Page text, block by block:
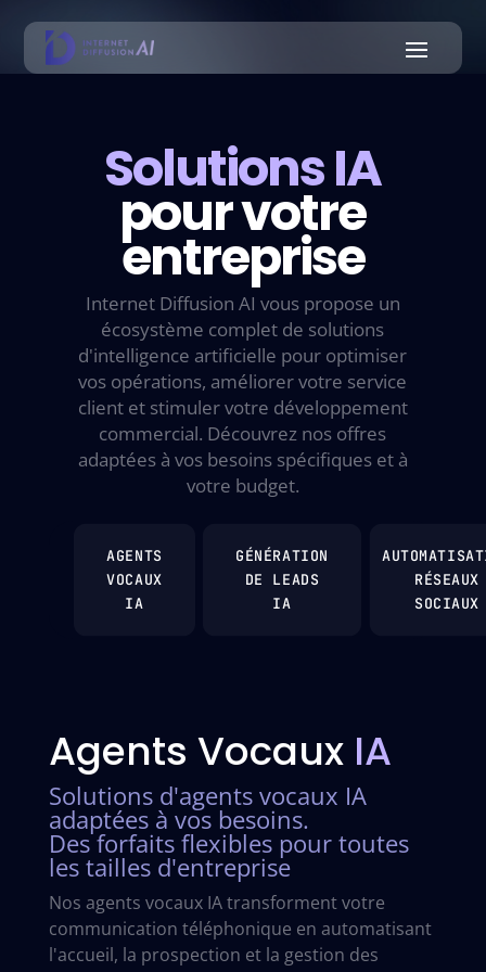
Solutions IA
pour votre
entreprise
Internet Diffusion AI vous propose un
écosystème complet de solutions
d'intelligence artificielle pour optimiser
vos opérations, améliorer votre service
client et stimuler votre développement
commercial. Découvrez nos offres
adaptées à vos besoins spécifiques et à
votre budget.
AGENTS
VOCAUX
IA
GÉNÉRATION
DE LEADS
IA
RÉSEAUX
SOCIAUX
Agents Vocaux IA
Solutions d'agents vocaux IA
adaptées à vos besoins.
Des forfaits flexibles pour toutes
les tailles d'entreprise
Nos agents vocaux IA transforment votre
communication téléphonique en automatisant
l'accueil, la prospection et la gestion des